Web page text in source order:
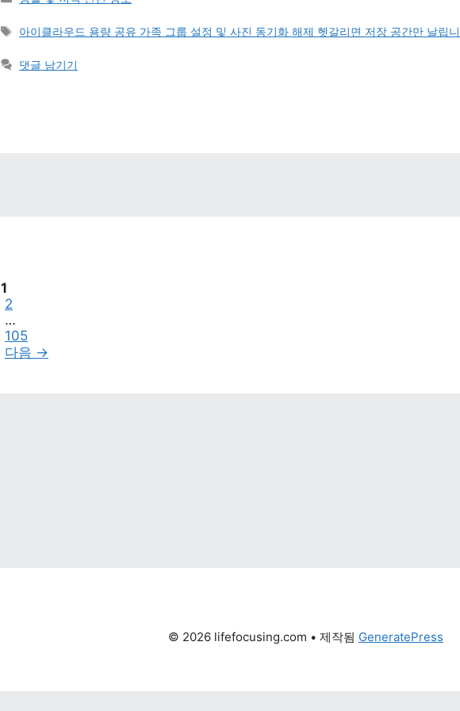
태그
아이클라우드 용량 공유 가족 그룹 설정 및 사진 동기화 해제 헷갈리면 저장 공간만 날립
댓글 남기기
페이지
1
페이지
2
…
페이지
105
다음 →
© 2026 lifefocusing.com • 제작됨 GeneratePress